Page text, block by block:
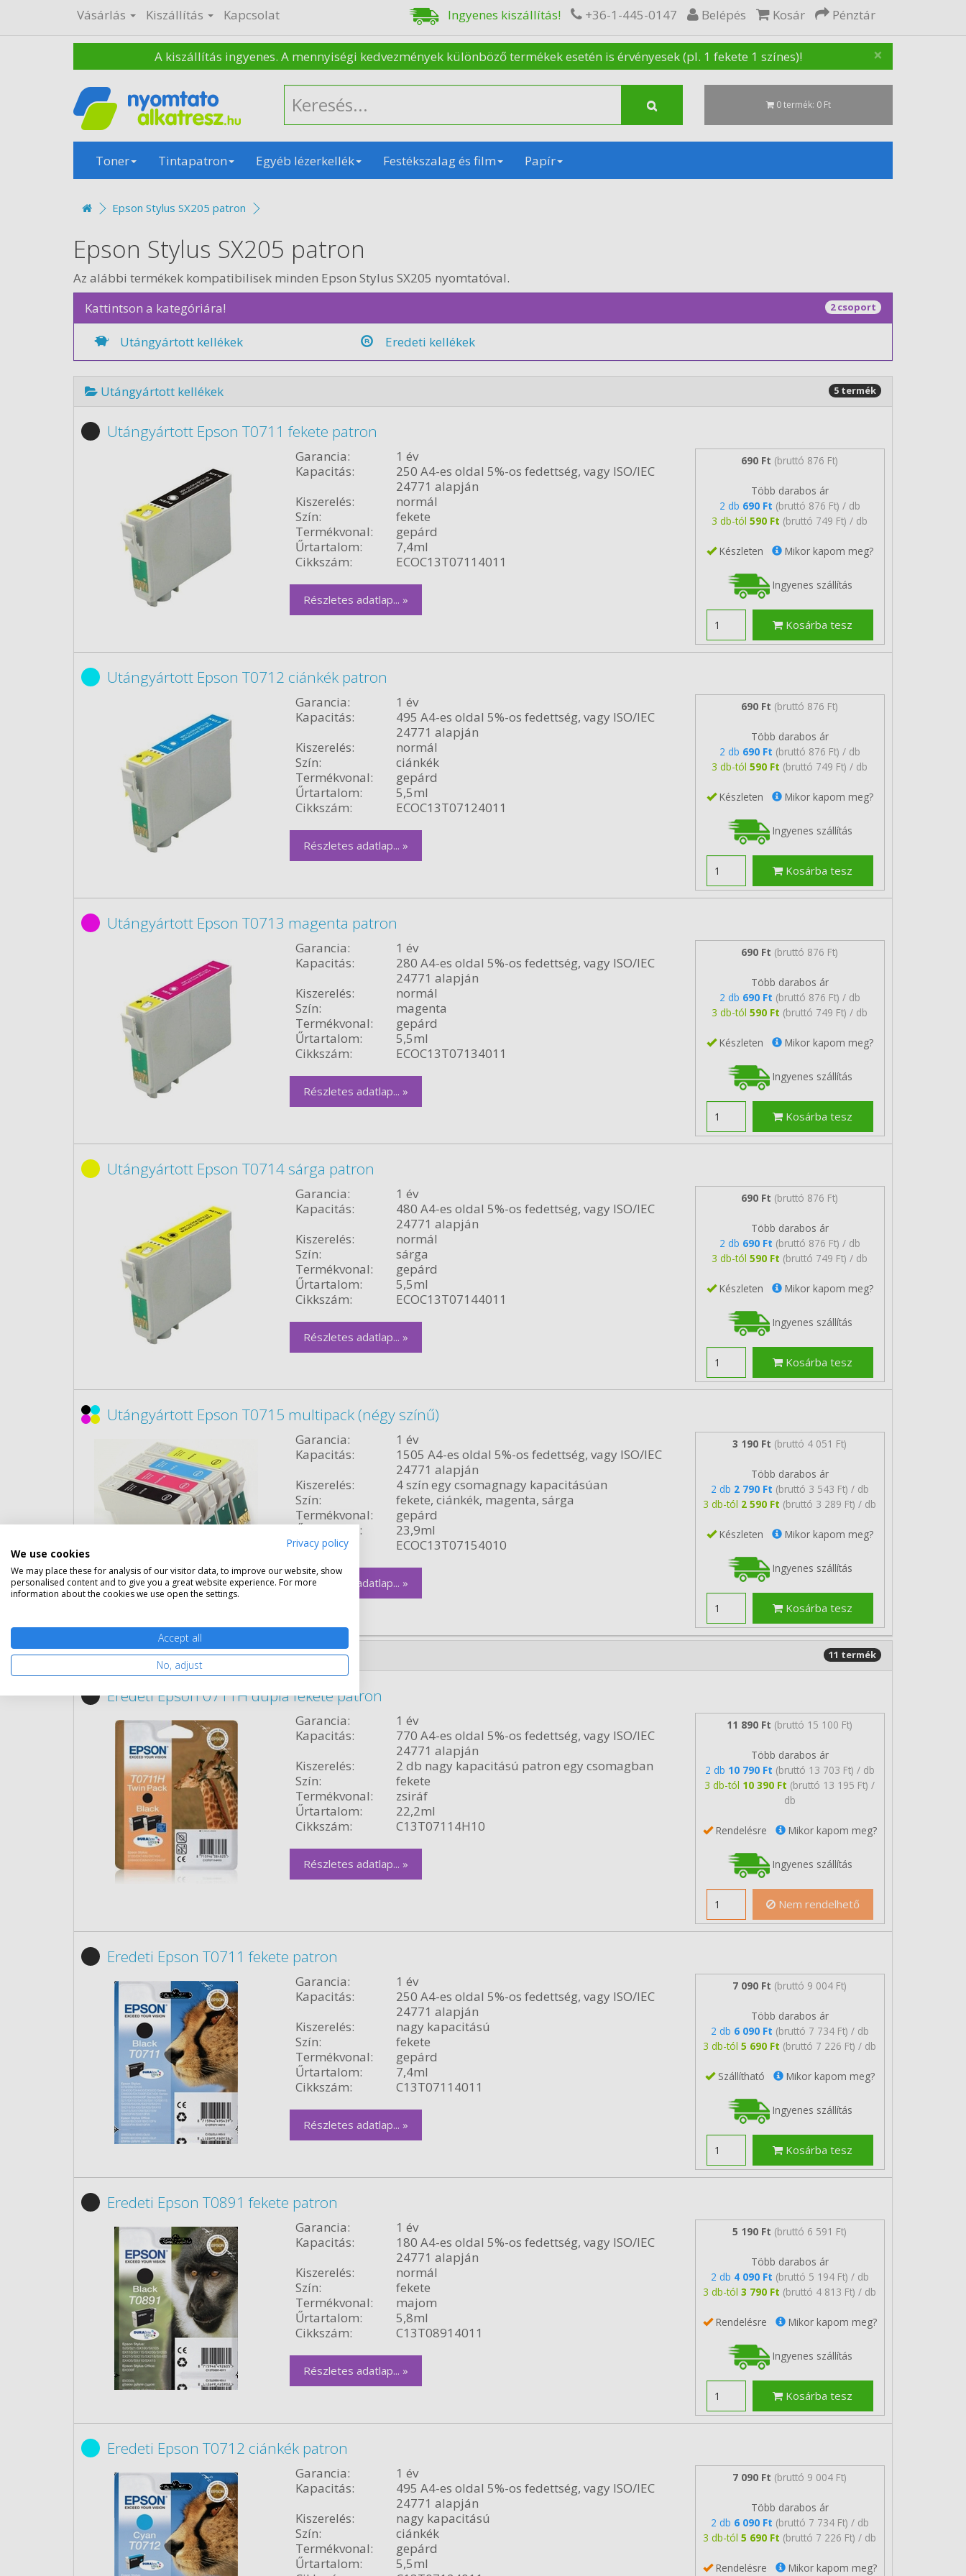
Vásárlás Kiszállítás Kapcsolat Ingyenes kiszállítás! +36-1-445-0147 Belépés Kosár Pénztár
×
A kiszállítás ingyenes. A mennyiségi kedvezmények különböző termékek esetén is érvényesek (pl. 1 fekete 1 színes)!
0 termék: 0 Ft
Toner Tintapatron Egyéb lézerkellék Festékszalag és film Papír
Epson Stylus SX205 patron
Epson Stylus SX205 patron
Az alábbi termékek kompatibilisek minden Epson Stylus SX205 nyomtatóval.
Kattintson a kategóriára!
2 csoport
Utángyártott kellékek Eredeti kellékek
Utángyártott kellékek 5 termék
Utángyártott Epson T0711 fekete patron
Garancia:
1 év
Kapacitás:
250 A4-es oldal 5%-os fedettség, vagy ISO/IEC
24771 alapján
Kiszerelés:
normál
Szín:
fekete
Termékvonal:
gepárd
Űrtartalom:
7,4ml
Cikkszám:
ECOC13T07114011
Részletes adatlap... »
690 Ft (bruttó 876 Ft)
Több darabos ár
2 db 690 Ft (bruttó 876 Ft) / db
3 db-tól590 Ft (bruttó 749 Ft) / db
Készleten Mikor kapom meg?
Ingyenes szállítás
Kosárba tesz
Utángyártott Epson T0712 ciánkék patron
Garancia:
1 év
Kapacitás:
495 A4-es oldal 5%-os fedettség, vagy ISO/IEC
24771 alapján
Kiszerelés:
normál
Szín:
ciánkék
Termékvonal:
gepárd
Űrtartalom:
5,5ml
Cikkszám:
ECOC13T07124011
Részletes adatlap... »
690 Ft (bruttó 876 Ft)
Több darabos ár
2 db 690 Ft (bruttó 876 Ft) / db
3 db-tól590 Ft (bruttó 749 Ft) / db
Készleten Mikor kapom meg?
Ingyenes szállítás
Kosárba tesz
Utángyártott Epson T0713 magenta patron
Garancia:
1 év
Kapacitás:
280 A4-es oldal 5%-os fedettség, vagy ISO/IEC
24771 alapján
Kiszerelés:
normál
Szín:
magenta
Termékvonal:
gepárd
Űrtartalom:
5,5ml
Cikkszám:
ECOC13T07134011
Részletes adatlap... »
690 Ft (bruttó 876 Ft)
Több darabos ár
2 db 690 Ft (bruttó 876 Ft) / db
3 db-tól590 Ft (bruttó 749 Ft) / db
Készleten Mikor kapom meg?
Ingyenes szállítás
Kosárba tesz
Utángyártott Epson T0714 sárga patron
Garancia:
1 év
Kapacitás:
480 A4-es oldal 5%-os fedettség, vagy ISO/IEC
24771 alapján
Kiszerelés:
normál
Szín:
sárga
Termékvonal:
gepárd
Űrtartalom:
5,5ml
Cikkszám:
ECOC13T07144011
Részletes adatlap... »
690 Ft (bruttó 876 Ft)
Több darabos ár
2 db 690 Ft (bruttó 876 Ft) / db
3 db-tól590 Ft (bruttó 749 Ft) / db
Készleten Mikor kapom meg?
Ingyenes szállítás
Kosárba tesz
Utángyártott Epson T0715 multipack (négy színű)
Garancia:
1 év
Kapacitás:
1505 A4-es oldal 5%-os fedettség, vagy ISO/IEC
24771 alapján
Kiszerelés:
4 szín egy csomagnagy kapacitásúan
Szín:
fekete, ciánkék, magenta, sárga
Termékvonal:
gepárd
Űrtartalom:
23,9ml
Cikkszám:
ECOC13T07154010
Részletes adatlap... »
3 190 Ft (bruttó 4 051 Ft)
Több darabos ár
2 db 2 790 Ft (bruttó 3 543 Ft) / db
3 db-tól 2 590 Ft (bruttó 3 289 Ft) / db
Készleten Mikor kapom meg?
Ingyenes szállítás
Kosárba tesz
Eredeti kellékek 11 termék
Eredeti Epson 0711H dupla fekete patron
Garancia:
1 év
Kapacitás:
770 A4-es oldal 5%-os fedettség, vagy ISO/IEC
24771 alapján
Kiszerelés:
2 db nagy kapacitású patron egy csomagban
Szín:
fekete
Termékvonal:
zsiráf
Űrtartalom:
22,2ml
Cikkszám:
C13T07114H10
Részletes adatlap... »
11 890 Ft (bruttó 15 100 Ft)
Több darabos ár
2 db 10 790 Ft (bruttó 13 703 Ft) / db
3 db-tól 10 390 Ft (bruttó 13 195 Ft) /
db
Rendelésre Mikor kapom meg?
Ingyenes szállítás
Nem rendelhető
Eredeti Epson T0711 fekete patron
Garancia:
1 év
Kapacitás:
250 A4-es oldal 5%-os fedettség, vagy ISO/IEC
24771 alapján
Kiszerelés:
nagy kapacitású
Szín:
fekete
Termékvonal:
gepárd
Űrtartalom:
7,4ml
Cikkszám:
C13T07114011
Részletes adatlap... »
7 090 Ft (bruttó 9 004 Ft)
Több darabos ár
2 db 6 090 Ft (bruttó 7 734 Ft) / db
3 db-tól5 690 Ft (bruttó 7 226 Ft) / db
Szállítható Mikor kapom meg?
Ingyenes szállítás
Kosárba tesz
Eredeti Epson T0891 fekete patron
Garancia:
1 év
Kapacitás:
180 A4-es oldal 5%-os fedettség, vagy ISO/IEC
24771 alapján
Kiszerelés:
normál
Szín:
fekete
Termékvonal:
majom
Űrtartalom:
5,8ml
Cikkszám:
C13T08914011
Részletes adatlap... »
5 190 Ft (bruttó 6 591 Ft)
Több darabos ár
2 db 4 090 Ft (bruttó 5 194 Ft) / db
3 db-tól3 790 Ft (bruttó 4 813 Ft) / db
Rendelésre Mikor kapom meg?
Ingyenes szállítás
Kosárba tesz
Eredeti Epson T0712 ciánkék patron
Garancia:
1 év
Kapacitás:
495 A4-es oldal 5%-os fedettség, vagy ISO/IEC
24771 alapján
Kiszerelés:
nagy kapacitású
Szín:
ciánkék
Termékvonal:
gepárd
Űrtartalom:
5,5ml
7 090 Ft (bruttó 9 004 Ft)
Több darabos ár
2 db 6 090 Ft (bruttó 7 734 Ft) / db
3 db-tól5 690 Ft (bruttó 7 226 Ft) / db
Rendelésre Mikor kapom meg?
Privacy policy
We use cookies
We may place these for analysis of our visitor data, to improve our website, show
personalised content and to give you a great website experience. For more
information about the cookies we use open the settings.
Accept all
No, adjust